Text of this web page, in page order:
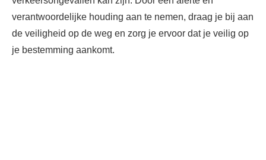
verantwoordelijke houding aan te nemen, draag je bij aan
de veiligheid op de weg en zorg je ervoor dat je veilig op
je bestemming aankomt.